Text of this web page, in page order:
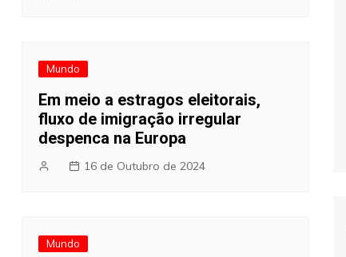
Mundo
Em meio a estragos eleitorais,
fluxo de imigração irregular
despenca na Europa
16 de Outubro de 2024
Mundo